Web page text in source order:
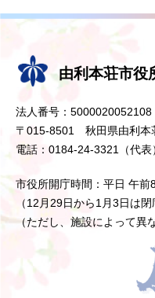
由利本荘市役
法人番号：5000020052108
〒015-8501 秋田県由利本
電話：0184-24-3321（代表
市役所開庁時間：平日 午
（12月29日から1月3日は閉
（ただし、施設によって異